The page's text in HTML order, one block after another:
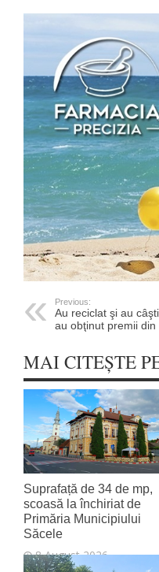
Previous:
Au reciclat şi au
au obţinut premii din
MAI CITEȘTE
Suprafață de 34 de mp,
scoasă la închiriat de
Primăria Municipiului
Săcele
8 August 2026